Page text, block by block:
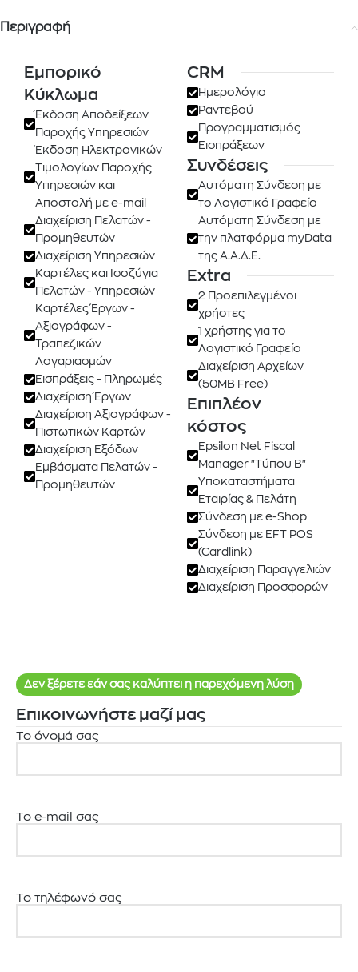
Περιγραφή
Εμπορικό
Κύκλωμα
Έκδοση Αποδείξεων
Παροχής Υπηρεσιών
Έκδοση Ηλεκτρονικών
Τιμολογίων Παροχής
Υπηρεσιών και
Αποστολή με e-mail
Διαχείριση Πελατών -
Προμηθευτών
Διαχείριση Υπηρεσιών
Καρτέλες και Ισοζύγια
Πελατών - Υπηρεσιών
Καρτέλες Έργων -
Αξιογράφων -
Τραπεζικών
Λογαριασμών
Εισπράξεις - Πληρωμές
Διαχείριση Έργων
Διαχείριση Αξιογράφων -
Πιστωτικών Καρτών
Διαχείριση Εξόδων
Εμβάσματα Πελατών -
Προμηθευτών
CRM
Ημερολόγιο
Ραντεβού
Προγραμματισμός
Εισπράξεων
Συνδέσεις
Αυτόματη Σύνδεση με
το Λογιστικό Γραφείο
Αυτόματη Σύνδεση με
την πλατφόρμα myData
της Α.Α.Δ.Ε.
Extra
2 Προεπιλεγμένοι
χρήστες
1 χρήστης για το
Λογιστικό Γραφείο
Διαχείριση Αρχείων
(50MB Free)
Επιπλέον
κόστος
Epsilon Net Fiscal
Manager "Τύπου Β"
Υποκαταστήματα
Εταιρίας & Πελάτη
Σύνδεση με e-Shop
Σύνδεση με EFT POS
(Cardlink)
Διαχείριση Παραγγελιών
Διαχείριση Προσφορών
Δεν ξέρετε εάν σας καλύπτει η παρεχόμενη λύση
Επικοινωνήστε μαζί μας
Το όνομά σας
Το e-mail σας
Το τηλέφωνό σας